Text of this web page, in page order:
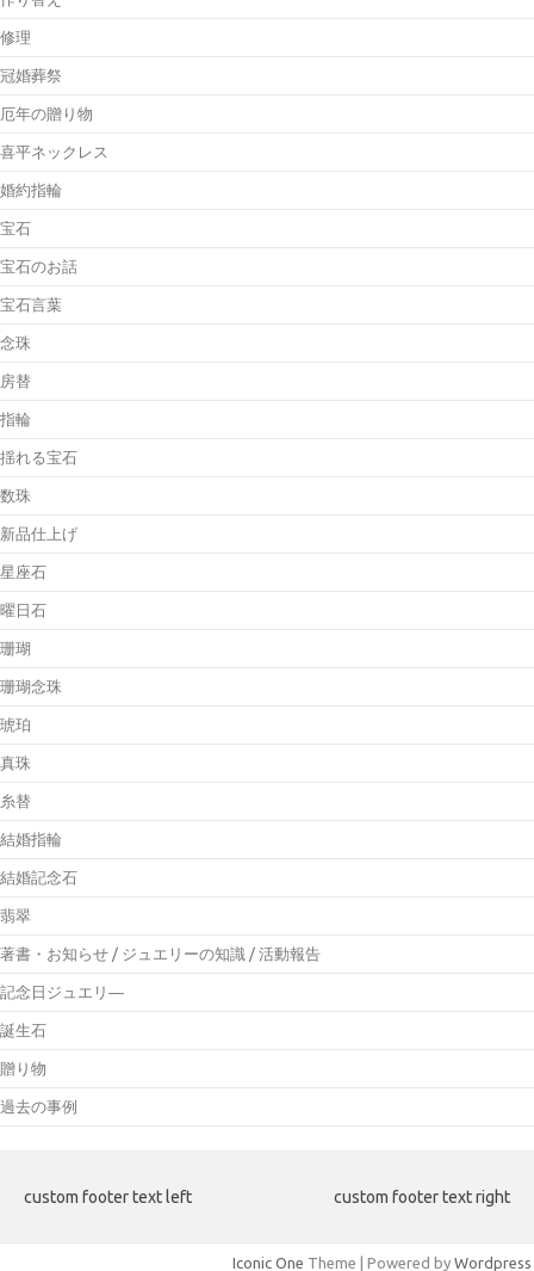
修理
冠婚葬祭
厄年の贈り物
喜平ネックレス
婚約指輪
宝石
宝石のお話
宝石言葉
念珠
房替
指輪
揺れる宝石
数珠
新品仕上げ
星座石
曜日石
珊瑚
珊瑚念珠
琥珀
真珠
糸替
結婚指輪
結婚記念石
翡翠
著書・お知らせ / ジュエリーの知識 / 活動報告
記念日ジュエリ―
誕生石
贈り物
過去の事例
custom footer text left custom footer text right
Iconic One Theme | Powered by Wordpress